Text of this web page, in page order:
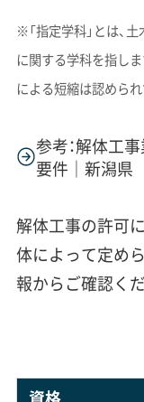
※「指定学科」とは、
に関する学科を指し
による短縮は認められ
参考：解体工
要件｜新潟県
解体工事の許可
体によって定め
報からご確認くだ